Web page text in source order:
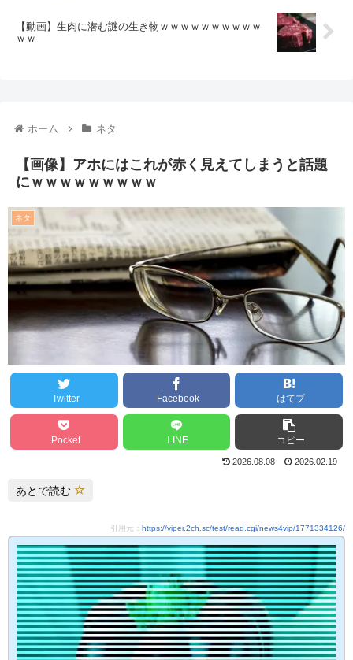
【動画】生肉に潜む謎の生き物ｗｗｗｗｗｗｗｗｗｗ
ｗｗ
ホーム ネタ
【画像】アホにはこれが赤く見えてしまうと話題
にｗｗｗｗｗｗｗｗｗ
ネタ
Twitter Facebook はてブ
Pocket LINE コピー
2026.08.08 2026.02.19
あとで読む
引用元： https://viper.2ch.sc/test/read.cgi/news4vip/1771334126/